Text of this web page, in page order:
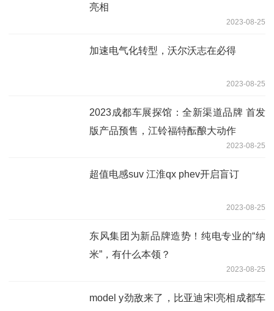
亮相
2023-08-25
加速电气化转型，沃尔沃志在必得
2023-08-25
2023成都车展探馆：全新渠道品牌 首发
版产品预售，江铃福特酝酿大动作
2023-08-25
超值电感suv 江淮qx phev开启盲订
2023-08-25
东风集团为新品牌造势！纯电专业的“纳
米”，有什么本领？
2023-08-25
model y劲敌来了，比亚迪宋l亮相成都车